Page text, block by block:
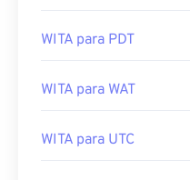
WITA para PDT
WITA para WAT
WITA para UTC